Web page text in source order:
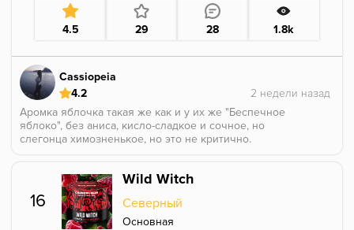
4.5 29 28 1.8k
Cassiopeia
4.2
Аромка яблочка такая же как и у их же "Беспечное
яблоко", без аниса, кисло-сладкое и сочное, но
слегонца химозненькое, но это не критично.
сочетается. Кислинка бодрая очень от яблока, и это
придает некой свежести вкусу.
Но к сожалению быстро надоедает и устаю такое
курить беспрерывно, надо думать с чем миксануть.
16
Wild Witch
Северный
Основная